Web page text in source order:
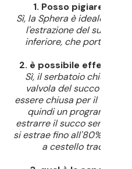
1. Posso pigiare l'uva
Sì, la Sphera è ideale per
l'estrazione del succo è
inferiore, che porta a
2. è possibile
Sì, il serbatoio chiuso
valvola del succo
essere chiusa per il tempo
quindi un programma
estrarre il succo senza alta
si estrae fino all'80% di
a cestello